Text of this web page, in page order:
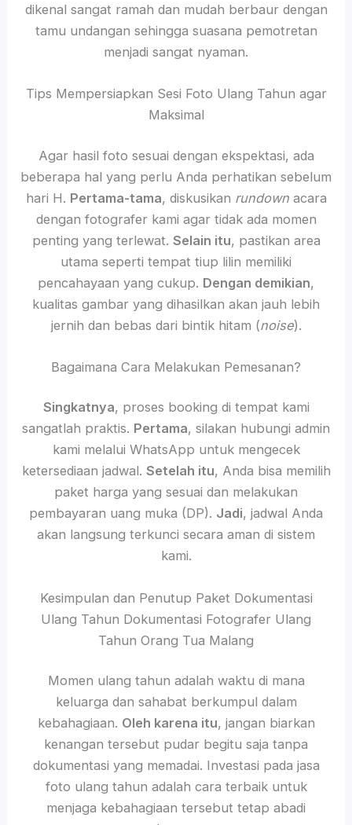
dikenal sangat ramah dan mudah berbaur dengan
tamu undangan sehingga suasana pemotretan
menjadi sangat nyaman.
Tips Mempersiapkan Sesi Foto Ulang Tahun agar
Maksimal
Agar hasil foto sesuai dengan ekspektasi, ada
beberapa hal yang perlu Anda perhatikan sebelum
hari H. Pertama-tama, diskusikan rundownacara
dengan fotografer kami agar tidak ada momen
penting yang terlewat. Selain itu, pastikan area
utama seperti tempat tiup lilin memiliki
pencahayaan yang cukup. Dengan demikian,
kualitas gambar yang dihasilkan akan jauh lebih
jernih dan bebas dari bintik hitam (noise).
Bagaimana Cara Melakukan Pemesanan?
Singkatnya, proses booking di tempat kami
sangatlah praktis. Pertama, silakan hubungi admin
kami melalui WhatsApp untuk mengecek
ketersediaan jadwal. Setelah itu, Anda bisa memilih
paket harga yang sesuai dan melakukan
pembayaran uang muka (DP). Jadi, jadwal Anda
akan langsung terkunci secara aman di sistem
kami.
Kesimpulan dan Penutup Paket Dokumentasi
Ulang Tahun Dokumentasi Fotografer Ulang
Tahun Orang Tua Malang
Momen ulang tahun adalah waktu di mana
keluarga dan sahabat berkumpul dalam
kebahagiaan. Oleh karena itu, jangan biarkan
kenangan tersebut pudar begitu saja tanpa
dokumentasi yang memadai. Investasi pada jasa
foto ulang tahun adalah cara terbaik untuk
menjaga kebahagiaan tersebut tetap abadi